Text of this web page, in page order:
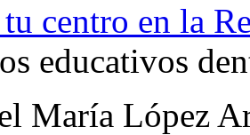
tu centro en la
educativos
María López